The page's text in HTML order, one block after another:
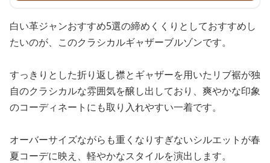
白い革ジャンおすすめ5選の締めくくりとしておすすめし
たいのが、このクラシカルギャザーブルゾンです。
すっきりとした折り返し襟とギャザーを用いたリブ裾が独
自のクラシカルな雰囲気を醸し出しており、爽やかな印象
のコーディネートにも取り入れやすい一着です。
オーバーサイズながらも重くなりすぎないシルエットが春
夏コーデに映え、軽やかなスタイルを演出します。